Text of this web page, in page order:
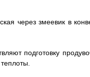
через змеевик в
подготовку